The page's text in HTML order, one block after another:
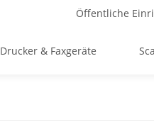
Öffentliche
Drucker & Faxgeräte